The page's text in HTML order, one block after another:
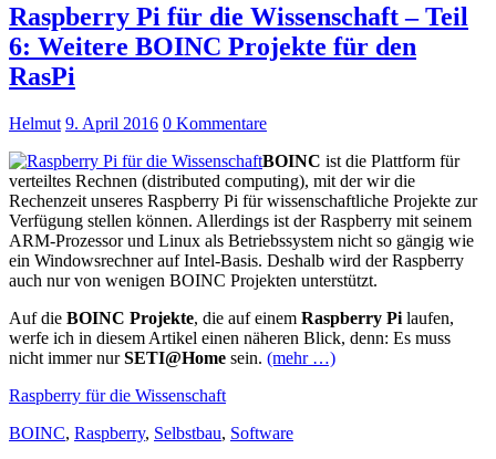
Raspberry Pi für die Wissenschaft – Teil
6: Weitere BOINC Projekte für den
RasPi
Helmut 9. April 2016 0 Kommentare
BOINC ist die Plattform für
verteiltes Rechnen (distributed computing), mit der wir die
Rechenzeit unseres Raspberry Pi für wissenschaftliche Projekte zur
Verfügung stellen können. Allerdings ist der Raspberry mit seinem
ARM-Prozessor und Linux als Betriebssystem nicht so gängig wie
ein Windowsrechner auf Intel-Basis. Deshalb wird der Raspberry
auch nur von wenigen BOINC Projekten unterstützt.
Auf die BOINC Projekte, die auf einem Raspberry Pi laufen,
werfe ich in diesem Artikel einen näheren Blick, denn: Es muss
nicht immer nurSETI@Home sein. (mehr …)
Raspberry für die Wissenschaft
BOINC, Raspberry, Selbstbau, Software